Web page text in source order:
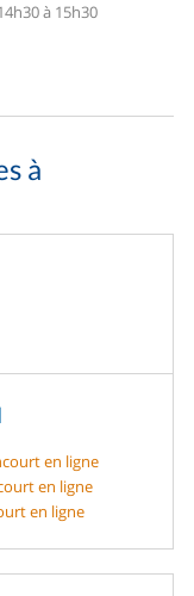
à 15h30
à
en ligne
en ligne
en ligne